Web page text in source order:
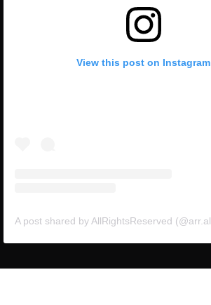
View this post on Instagram